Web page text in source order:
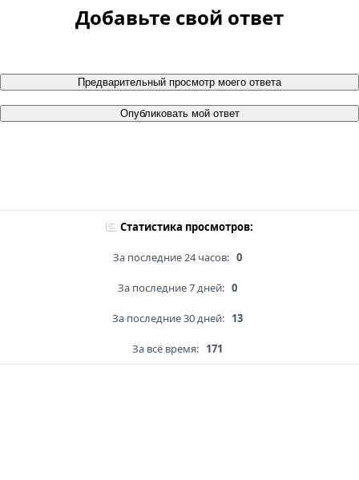
Добавьте свой ответ
Предварительный просмотр моего ответа
Опубликовать мой ответ
Статистика просмотров:
За последние 24 часов: 0
За последние 7 дней: 0
За последние 30 дней: 13
За всё время: 171